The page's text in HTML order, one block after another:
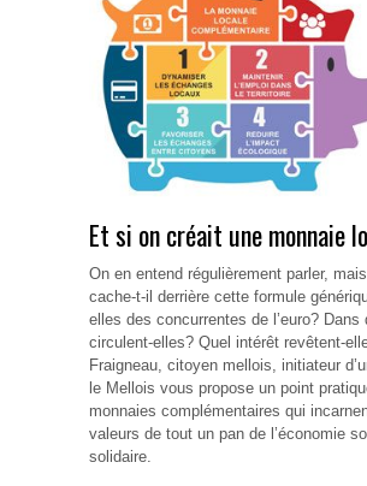
Et si on créait une monnaie
On en entend régulièrement parler,
cache-t-il derrière cette formule
elles des concurrentes de l’euro? Dans
circulent-elles? Quel intérêt revêtent-
Fraigneau, citoyen mellois, initiateur
le Mellois vous propose un point
monnaies complémentaires qui
valeurs de tout un pan de l’économie
solidaire.